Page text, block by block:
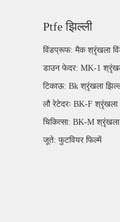
Ptfe झिल्ली
विंडप्रूफ: मैक श्रृंखला
डाउन फेदर: MK-1
टिकाऊ: Bk श्रृंखला
लौ रेटेदरः BK-F श्रृंखला
चिकित्सा: BK-M
जूते: फुटवियर फिल्में